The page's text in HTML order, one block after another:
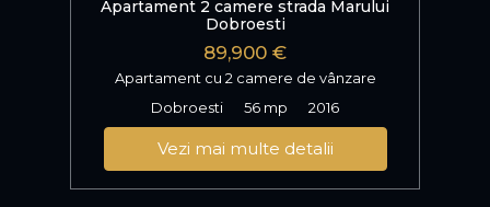
Apartament 2 camere strada Marului
Dobroesti
89,900 €
Apartament cu 2 camere de vânzare
Dobroesti
56 mp 2016
Vezi mai multe detalii